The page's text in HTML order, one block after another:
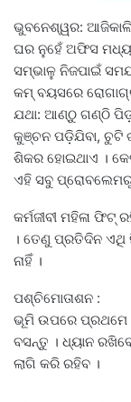
ଭୁବନେଶ୍ୱର: ଆଜିକାଲି
ଘର ନୁହେଁ ଅଫିସ ମଧ୍ୟ
ସମ୍ଭାଳୁ ନିଜପାଇଁ
କମ୍‌ ବୟସରେ
ଯଥା: ଆଣ୍ଠୁ ଗଣ୍ଠି
କୁଞ୍ଚନ ପଡ଼ିଯିବା, ଚୁଟି
ଶିକର ହୋଇଥାଏ ।
ଏହି ସବୁ ପ୍ରୋବଲେମରୁ
କର୍ମଜୀବୀ ମହିଳା ଫିଟ୍‌
। ତେଣୁ ପ୍ରତିଦିନ ଏଥି
ନାହିଁ ।
ପଶ୍ଚିମୋତାଶନ :
ଭୂମି ଉପରେ
ବସନ୍ତୁ । ଧ୍ୟାନ
ଲାଗି କରି ରହିବ ।